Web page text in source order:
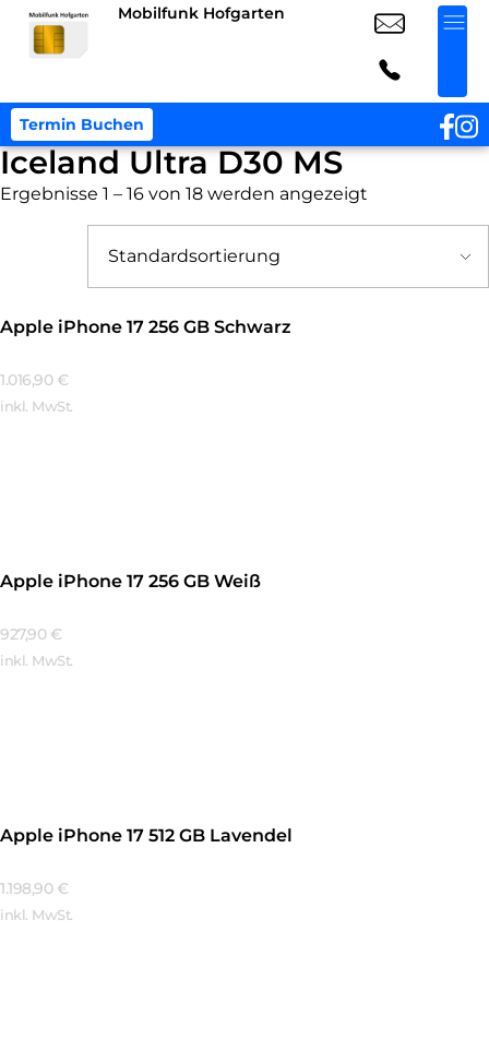
Mobilfunk Hofgarten
Termin Buchen
Iceland Ultra D30 MS
Ergebnisse 1 – 16 von 18 werden angezeigt
Apple iPhone 17 256 GB Schwarz
1.016,90 €
inkl. MwSt.
Apple iPhone 17 256 GB Weiß
927,90 €
inkl. MwSt.
Apple iPhone 17 512 GB Lavendel
1.198,90 €
inkl. MwSt.